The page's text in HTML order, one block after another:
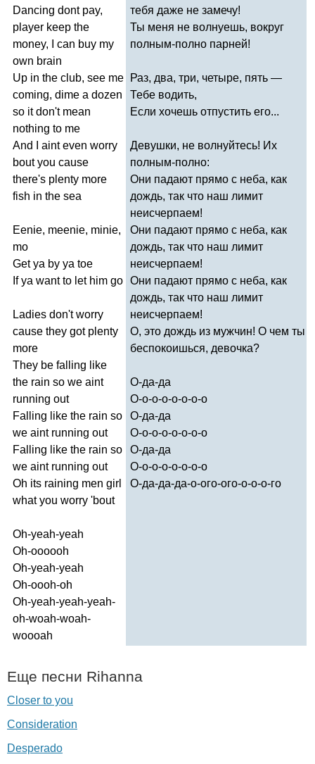
Dancing dont pay,
player keep the
money, can buy my
own brain
Up in the club, see me
coming, dime a dozen
so it don't mean
nothing to me
And
aint even worry
bout you cause
there's plenty more
fish in the sea
Eenie, meenie, minie,
mo
Get ya by ya toe
If ya want to let him go
Ladies don't worry
cause they got plenty
more
They be falling like
the rain so we aint
running out
Falling like the rain so
we aint running out
Falling like the rain so
we aint running out
Oh its raining men girl
what you worry 'bout
Oh-yeah-yeah
Oh-oooooh
Oh-yeah-yeah
Oh-oooh-oh
Oh-yeah-yeah-yeah-
oh-woah-woah-
woooah
тебя даже не замечу!
Ты меня не волнуешь, вокруг
полным-полно парней!
Раз, два, три, четыре, пять —
Тебе водить,
Если хочешь отпустить его...
Девушки, не волнуйтесь! Их
полным-полно:
Они падают прямо с неба, как
дождь, так что наш лимит
неисчерпаем!
Они падают прямо с неба, как
дождь, так что наш лимит
неисчерпаем!
Они падают прямо с неба, как
дождь, так что наш лимит
неисчерпаем!
О, это дождь из мужчин! О чем ты
беспокоишься, девочка?
О-да-да
О-о-о-о-о-о-о-о
О-да-да
О-о-о-о-о-о-о-о
О-да-да
О-о-о-о-о-о-о-о
О-да-да-да-о-ого-ого-о-о-о-го
Еще песни Rihanna
Closer to you
Consideration
Desperado